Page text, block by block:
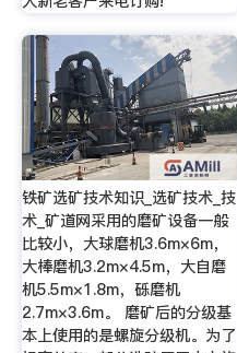
铁矿选矿技术知识_选矿技术_技
术_矿道网采用的磨矿设备一般
比较小，大球磨机3.6m×6m，
大棒磨机3.2m×4.5m，大自磨
机5.5m×1.8m，砾磨机
2.7m×3.6m。 磨矿后的分级基
本上使用的是螺旋分级机。为了